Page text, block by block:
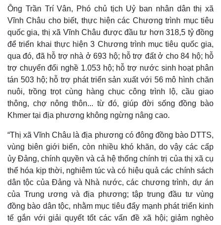
Khởi nghiệp
Tiêu dùng
Tỷ giá
Chứng khoán
Giá cà phê
Ông Trần Trí Vân, Phó chủ tịch Uỷ ban nhân dân thị xã
Vĩnh Châu cho biết, thực hiện các Chương trình mục tiêu
quốc gia, thị xã Vĩnh Châu được đầu tư hơn 318,5 tỷ đồng
để triển khai thực hiện 3 Chương trình mục tiêu quốc gia,
qua đó, đã hỗ trợ nhà ở 693 hộ; hỗ trợ đất ở cho 84 hộ; hỗ
trợ chuyển đổi nghề 1.053 hộ; hỗ trợ nước sinh hoạt phân
tán 503 hộ; hỗ trợ phát triển sản xuất với 56 mô hình chăn
nuôi, trồng trọt cùng hàng chục công trình lộ, cầu giao
thông, chợ nông thôn... từ đó, giúp đời sống đồng bào
Khmer tại địa phương không ngừng nâng cao.
“Thị xã Vĩnh Châu là địa phương có đông đồng bào DTTS,
vùng biên giới biển, còn nhiều khó khăn, do vậy các cấp
ủy Đảng, chính quyền và cả hệ thống chính trị của thị xã cụ
thể hóa kịp thời, nghiêm túc và có hiệu quả các chính sách
dân tộc của Đảng và Nhà nước, các chương trình, dự án
của Trung ương và địa phương; tập trung đầu tư vùng
đồng bào dân tộc, nhằm mục tiêu đẩy mạnh phát triển kinh
tế gắn với giải quyết tốt các vấn đề xã hội; giảm nghèo